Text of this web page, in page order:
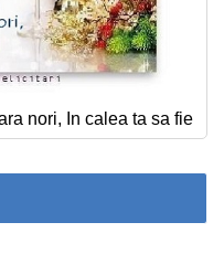
nori, In calea ta sa fie